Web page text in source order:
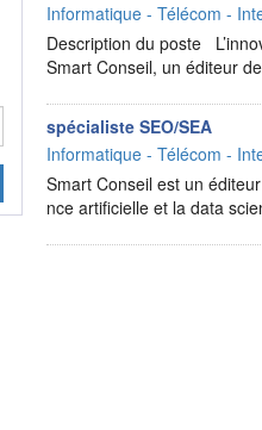
Informatique - Télécom -
Description du poste
Smart Conseil, un éditeur
spécialiste SEO/SEA
Informatique - Télécom -
Smart Conseil est un
nce artificielle et la data